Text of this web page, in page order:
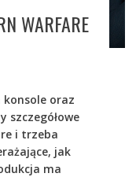
WARFARE
oraz
szczegółowe
i trzeba
jak
ma